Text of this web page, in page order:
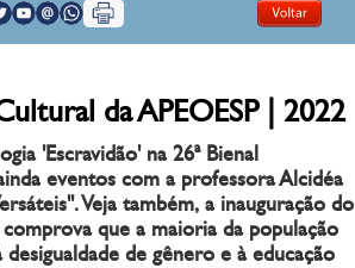
da APEOESP | 2022
'Escravidão' na 26ª Bienal
eventos com a professora Alcidéa
Veja também, a inauguração do
que a maioria da população
de gênero e à educação